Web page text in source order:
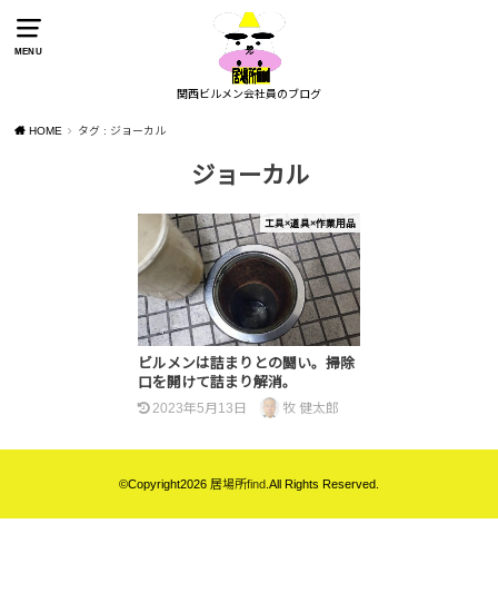
MENU
関西ビルメン会社員のブログ
HOME タグ : ジョーカル
ジョーカル
工具×道具×作業用品
ビルメンは詰まりとの闘い。掃除
口を開けて詰まり解消。
2023年5月13日 牧 健太郎
©Copyright2026 居場所find.All Rights Reserved.